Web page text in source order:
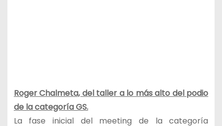
Roger Chalmeta, del taller a lo más alto del podio
de la categoría GS.
La fase inicial del meeting de la categoría